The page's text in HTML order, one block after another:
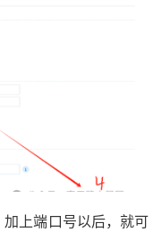
上端口号以后，就可